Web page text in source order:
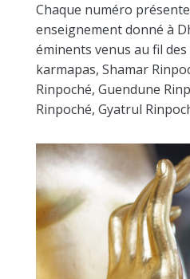
Chaque numéro
enseignement donné à
éminents venus au fil des
karmapas, Shamar
Rinpoché, Guendune
Rinpoché, Gyatrul